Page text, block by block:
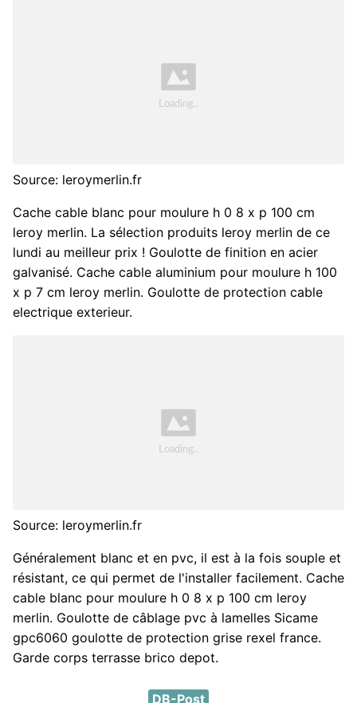
Source: leroymerlin.fr
Cache cable blanc pour moulure h 0 8 x p 100 cm
leroy merlin. La sélection produits leroy merlin de ce
lundi au meilleur prix ! Goulotte de finition en acier
galvanisé. Cache cable aluminium pour moulure h 100
x p 7 cm leroy merlin. Goulotte de protection cable
electrique exterieur.
Source: leroymerlin.fr
Généralement blanc et en pvc, il est à la fois souple et
résistant, ce qui permet de l'installer facilement. Cache
cable blanc pour moulure h 0 8 x p 100 cm leroy
merlin. Goulotte de câblage pvc à lamelles Sicame
gpc6060 goulotte de protection grise rexel france.
Garde corps terrasse brico depot.
DB-Post